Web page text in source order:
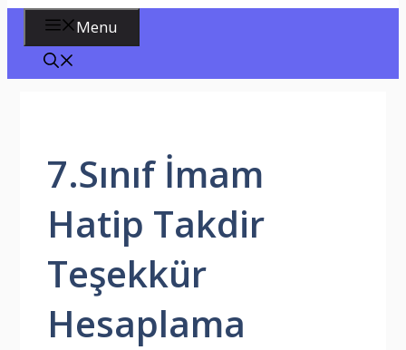
Menu
7.Sınıf İmam
Hatip Takdir
Teşekkür
Hesaplama